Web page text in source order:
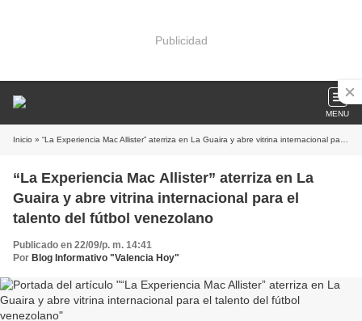
Publicidad
MENU
Inicio » “La Experiencia Mac Allister” aterriza en La Guaira y abre vitrina internacional para el talento del fútbol venezolano
“La Experiencia Mac Allister” aterriza en La
Guaira y abre vitrina internacional para el
talento del fútbol venezolano
Publicado en 22/09/p. m. 14:41
Por Blog Informativo "Valencia Hoy"